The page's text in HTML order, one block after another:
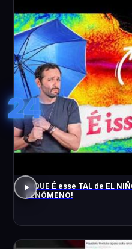
24
O QUE É esse TAL de EL
FENÔMENO!